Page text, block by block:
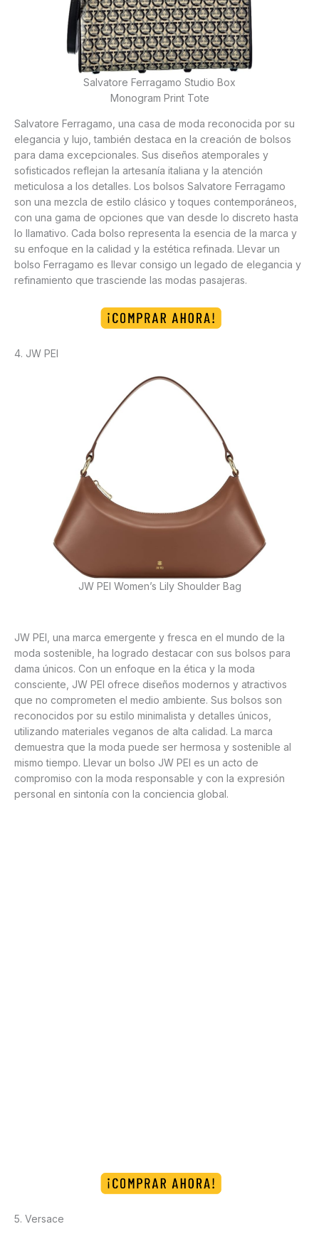
Salvatore Ferragamo Studio Box
Monogram Print Tote
Salvatore Ferragamo, una casa de moda reconocida por su
elegancia y lujo, también destaca en la creación de bolsos
para dama excepcionales. Sus diseños atemporales y
sofisticados reflejan la artesanía italiana y la atención
meticulosa a los detalles. Los bolsos Salvatore Ferragamo
son una mezcla de estilo clásico y toques contemporáneos,
con una gama de opciones que van desde lo discreto hasta
lo llamativo. Cada bolso representa la esencia de la marca y
su enfoque en la calidad y la estética refinada. Llevar un
bolso Ferragamo es llevar consigo un legado de elegancia y
refinamiento que trasciende las modas pasajeras.
4. JW PEI
JW PEI Women’s Lily Shoulder Bag
JW PEI, una marca emergente y fresca en el mundo de la
moda sostenible, ha logrado destacar con sus bolsos para
dama únicos. Con un enfoque en la ética y la moda
consciente, JW PEI ofrece diseños modernos y atractivos
que no comprometen el medio ambiente. Sus bolsos son
reconocidos por su estilo minimalista y detalles únicos,
utilizando materiales veganos de alta calidad. La marca
demuestra que la moda puede ser hermosa y sostenible al
mismo tiempo. Llevar un bolso JW PEI es un acto de
compromiso con la moda responsable y con la expresión
personal en sintonía con la conciencia global.
5. Versace